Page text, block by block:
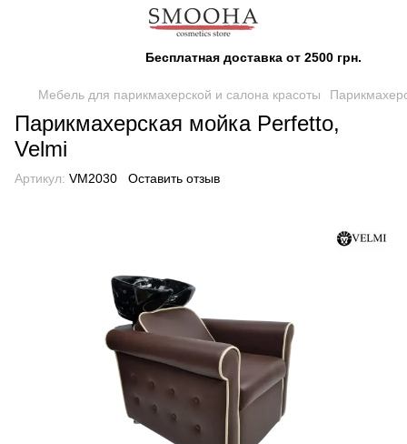
Бесплатная доставка от 2500 грн.
Мебель для парикмахерской и салона красоты
Парикмахерская мойка Perfetto,
Velmi
Артикул: VM2030 Оставить отзыв